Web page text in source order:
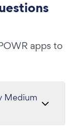
apps to
Medium